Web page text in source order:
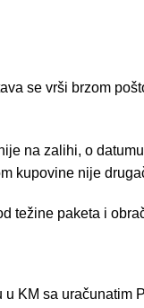
se vrši brzom
na zalihi, o
kupovine nije
težine paketa i
KM sa uračunatim